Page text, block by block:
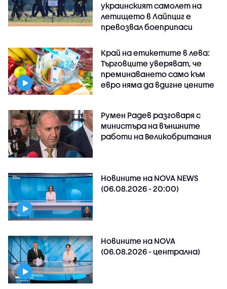
украинският самолет на
летището в Лайпциг е
превозвал боеприпаси
Край на етикетите в лева:
Търговците уверяват, че
преминаването само към
евро няма да вдигне цените
Румен Радев разговаря с
министъра на външните
работи на Великобритания
Новините на NOVA NEWS
(06.08.2026 - 20:00)
Новините на NOVA
(06.08.2026 - централна)